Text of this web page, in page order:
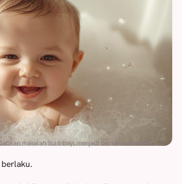
masalah kulit bayi menjadi bertambah teruk.